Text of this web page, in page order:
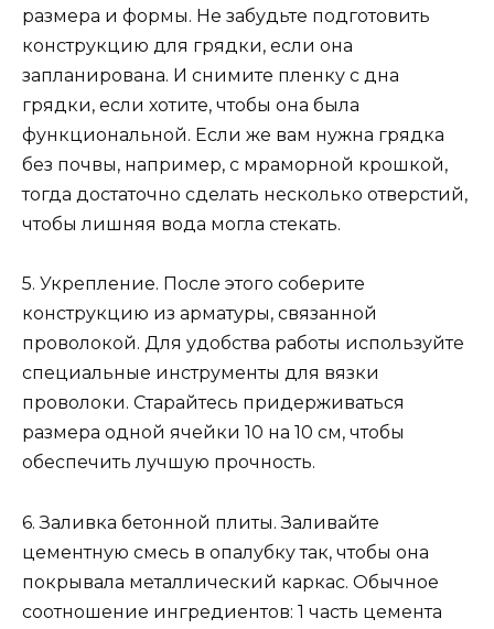
размера и формы. Не забудьте подготовить
конструкцию для грядки, если она
запланирована. И снимите пленку с дна
грядки, если хотите, чтобы она была
функциональной. Если же вам нужна грядка
без почвы, например, с мраморной крошкой,
тогда достаточно сделать несколько отверстий,
чтобы лишняя вода могла стекать.
5. Укрепление. После этого соберите
конструкцию из арматуры, связанной
проволокой. Для удобства работы используйте
специальные инструменты для вязки
проволоки. Старайтесь придерживаться
размера одной ячейки 10 на 10 см, чтобы
обеспечить лучшую прочность.
6. Заливка бетонной плиты. Заливайте
цементную смесь в опалубку так, чтобы она
покрывала металлический каркас. Обычное
соотношение ингредиентов: 1 часть цемента